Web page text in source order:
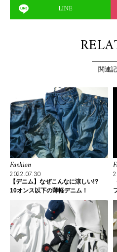
LINE
関連
Fashion
2022.07.30
【デニム】なぜこんなに涼しい!?
10オンス以下の薄軽デニム！